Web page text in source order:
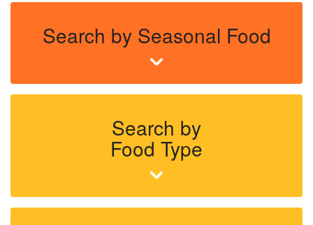
Search by Seasonal Food
Search by
Food Type